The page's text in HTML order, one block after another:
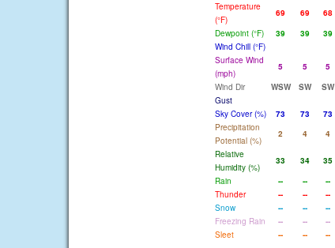
Temperature
(°F)
69 69 68
Dewpoint (°F)
39 39 39
Wind Chill (°F)
Surface Wind
(mph)
5 5 5
Wind Dir
WSW SW SW
Gust
Sky Cover (%)
73 73 73
Precipitation
Potential (%)
2 4 4
Relative
Humidity (%)
33 34 35
Rain
-- -- --
Thunder
-- -- --
Snow
-- -- --
Freezing Rain
-- -- --
Sleet
-- -- --